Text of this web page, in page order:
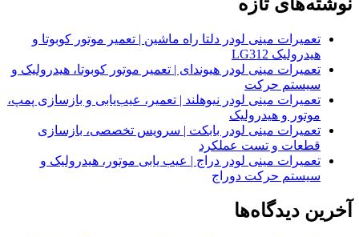
تعمیرات مینی لودر دلتا راه ماشین | تعمیر موتور کوبوتا و
هیدرولیک LG312
تعمیرات مینی لودر هیوندای | تعمیر موتور کوبوتا، هیدرولیک و
سیستم حرکت
تعمیرات مینی لودر نیوهلند | تعمیر، عیب‌یابی و بازسازی پمپ،
موتور و هیدرولیک
تعمیرات مینی لودر بابکت | سرویس تخصصی، بازسازی
قطعات و تست عملکرد
تعمیرات مینی لودر دراج | عیب یابی موتور، هیدرولیک و
سیستم حرکت دوراج
آخرین دیدگاه‌ها